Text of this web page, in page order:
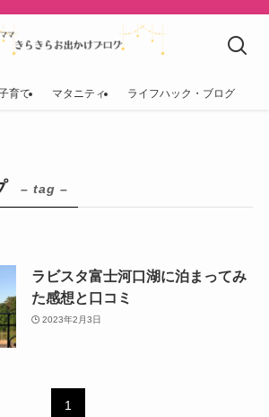
育て マタニティ ライフハック・ブログ
– tag –
ラビスタ富士河口湖に泊まってみ
た感想と口コミ
2023年2月3日
1